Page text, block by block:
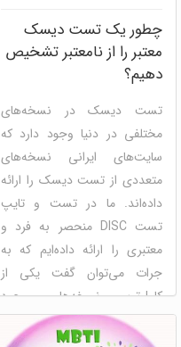
چطور یک تست دیسک
معتبر را از نامعتبر تشخیص
دهیم؟
تست دیسک در نسخه‌های
مختلفی در دنیا وجود دارد که
سایت‌های ایرانی نسخه‌های
متعددی از تست دیسک را ارائه
داده‌اند. ما در تست و تایپ
تست DISC منحصر به فرد و
معتبری را ارائه داده‌ایم که به
جرات می‌توان گفت یکی از
کامل‌ترین نسخه‌های موجود
می‌باشد. در این م ...